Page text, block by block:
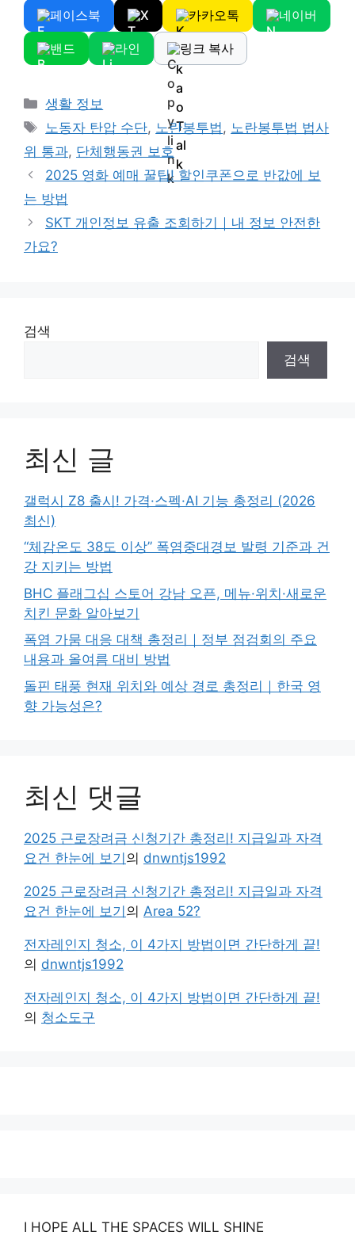
페이스북 X 카카오톡 네이버
밴드 라인 링크 복사
Categories
생활 정보
Tags
노동자 탄압 수단, 노란봉투법 , 노란봉투법 법사
위 통과, 단체행동권 보호
2025 영화 예매 꿀팁! 할인쿠폰으로 반값에 보
는 방법
SKT 개인정보 유출 조회하기｜내 정보 안전한
가요?
검색
검색
최신 글
갤럭시 Z8 출시! 가격·스펙·AI 기능 총정리 (2026
최신)
“체감온도 38도 이상” 폭염중대경보 발령 기준과 건
강 지키는 방법
BHC 플래그십 스토어 강남 오픈, 메뉴·위치·새로운
치킨 문화 알아보기
폭염 가뭄 대응 대책 총정리｜정부 점검회의 주요
내용과 올여름 대비 방법
돌핀 태풍 현재 위치와 예상 경로 총정리｜한국 영
향 가능성은?
최신 댓글
2025 근로장려금 신청기간 총정리! 지급일과 자격
요건 한눈에 보기의 dnwntjs1992
2025 근로장려금 신청기간 총정리! 지급일과 자격
요건 한눈에 보기의 Area 52?
전자레인지 청소, 이 4가지 방법이면 간단하게 끝!
의 dnwntjs1992
전자레인지 청소, 이 4가지 방법이면 간단하게 끝!
의 청소도구
I HOPE ALL THE SPACES WILL SHINE